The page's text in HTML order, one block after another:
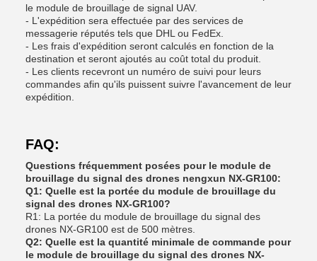
le module de brouillage de signal UAV.
- L'expédition sera effectuée par des services de
messagerie réputés tels que DHL ou FedEx.
- Les frais d'expédition seront calculés en fonction de la
destination et seront ajoutés au coût total du produit.
- Les clients recevront un numéro de suivi pour leurs
commandes afin qu'ils puissent suivre l'avancement de leur
expédition.
FAQ:
Questions fréquemment posées pour le module de
brouillage du signal des drones nengxun NX-GR100:
Q1: Quelle est la portée du module de brouillage du
signal des drones NX-GR100?
R1: La portée du module de brouillage du signal des
drones NX-GR100 est de 500 mètres.
Q2: Quelle est la quantité minimale de commande pour
le module de brouillage du signal des drones NX-